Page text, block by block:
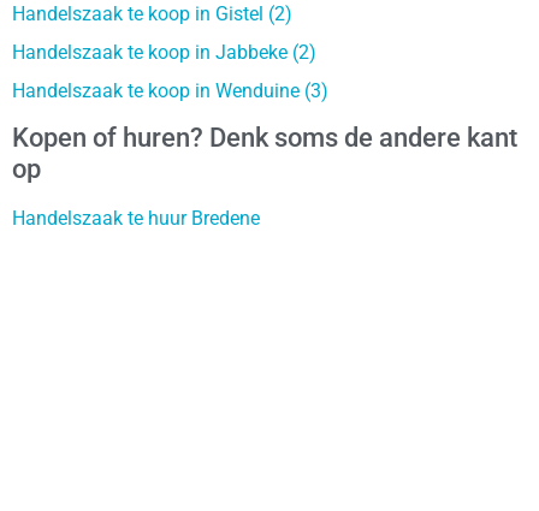
Handelszaak te koop in Gistel (2)
Handelszaak te koop in Jabbeke (2)
Handelszaak te koop in Wenduine (3)
Kopen of huren? Denk soms de andere kant
op
Handelszaak te huur Bredene